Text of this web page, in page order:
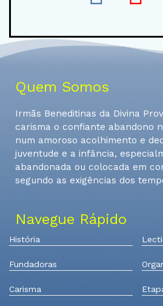
Quem Somos
Irmãs Beneditinas da Divina
carisma o confiante abandono
num amoroso acolhimento e
juventude e a infância,
abandonada ou colocada em
segundo as exigências dos
Navegue Rápido
História
Fundadoras
Carisma